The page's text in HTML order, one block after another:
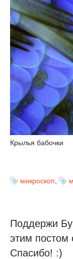
Крылья бабочки
микроскоп
Поддержи
этим постом
Спасибо! :)